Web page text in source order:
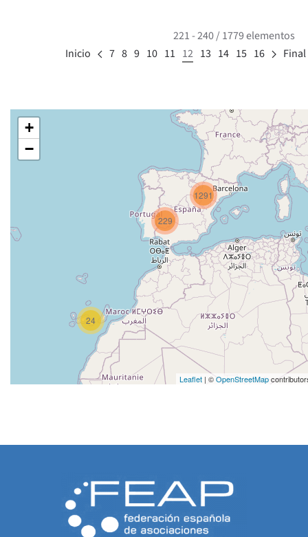
221 - 240 / 1779 elementos
Inicio
7 8 9 10 11 12 13 14 15 16 Final
24
229
1291
+
−
Leaflet | ©OpenStreetMap